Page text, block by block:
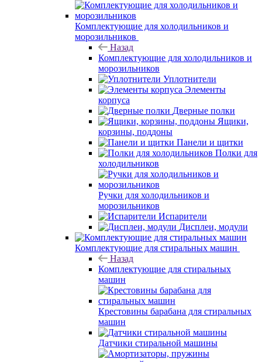
Комплектующие для холодильников и
морозильников
Назад
Комплектующие для холодильников и
морозильников
Уплотнители
Элементы
корпуса
Дверные полки
Ящики,
корзины, поддоны
Панели и щитки
Полки для
холодильников
Ручки для холодильников и
морозильников
Испарители
Дисплеи, модули
Комплектующие для стиральных машин
Назад
Комплектующие для стиральных
машин
Крестовины барабана для стиральных
машин
Датчики стиральной машины